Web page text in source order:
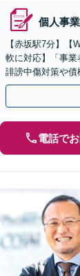
個人事
【赤坂駅7分】
軟に対応】「事
誹謗中傷対策や
があります「ス
電話で